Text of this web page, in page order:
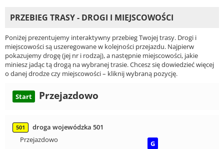
PRZEBIEG TRASY - DROGI I MIEJSCOWOŚCI
Poniżej prezentujemy interaktywny przebieg Twojej trasy. Drogi i
miejscowości są uszeregowane w kolejności przejazdu. Najpierw
pokazujemy drogę (jej nr i rodzaj), a następnie miejscowości, jakie
miniesz jadąc tą drogą na wybranej trasie. Chcesz się dowiedzieć więcej
o danej drodze czy miejscowości – kliknij wybraną pozycję.
Start Przejazdowo
501
droga wojewódzka 501
Przejazdowo
G